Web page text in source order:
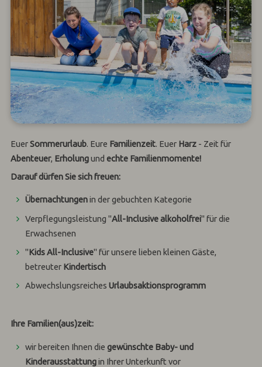
EuerSommerurlaub. Eure Familienzeit. Euer Harz - Zeit für
Abenteuer, Erholungundechte Familienmomente!
Darauf dürfen Sie sich freuen:
Übernachtungenin der gebuchten Kategorie
Verpflegungsleistung "All-Inclusive alkoholfrei" für die
Erwachsenen
"Kids All-Inclusive" für unsere lieben kleinen Gäste,
betreuter Kindertisch
AbwechslungsreichesUrlaubsaktionsprogramm
Ihre Familien(aus)zeit:
wir bereiten Ihnen diegewünschte Baby- und
Kinderausstattungin Ihrer Unterkunft vor